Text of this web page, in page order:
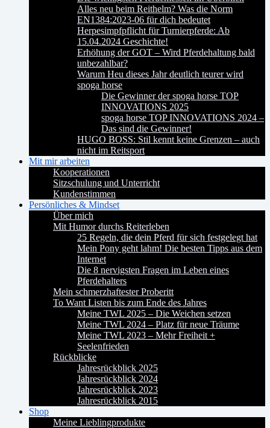
Alles neu beim Reithelm? Was die Norm
EN1384:2023-06 für dich bedeutet
Herpesimpfpflicht für Turnierpferde: Ab
15.04.2024 Geschichte!
Erhöhung der GOT – Wird Pferdehaltung bald
unbezahlbar?
Warum Heu dieses Jahr deutlich teurer wird
spoga horse
Die Gewinner der spoga horse TOP
INNOVATIONS 2025
spoga horse TOP INNOVATIONS 2024 –
Das sind die Gewinner!
HUGO BOSS: Stil kennt keine Grenzen – auch
nicht im Reitsport
Mit mir arbeiten
Kooperationen
Sitzschulung und Unterricht
Kundenstimmen
Persönliches & Mindset
Über mich
Mit Humor durchs Reiterleben
25 Regeln, die dein Pferd für sich festgelegt hat
Mein Pony geht lahm! Die besten Tipps aus dem
Internet
Die 8 nervigsten Fragen im Leben eines
Pferdehalters
Mein schmerzhaftester Proberitt
To Want Listen bis zum Ende des Jahres
Meine TWL 2025 – Die Weichen setzen
Meine TWL 2024 – Platz für neue Träume
Meine TWL 2023 – Mehr Freiheit +
Seelenfrieden
Rückblicke
Jahresrückblick 2025
Jahresrückblick 2024
Jahresrückblick 2023
Jahresrückblick 2015
Shop
Meine Lieblingprodukte